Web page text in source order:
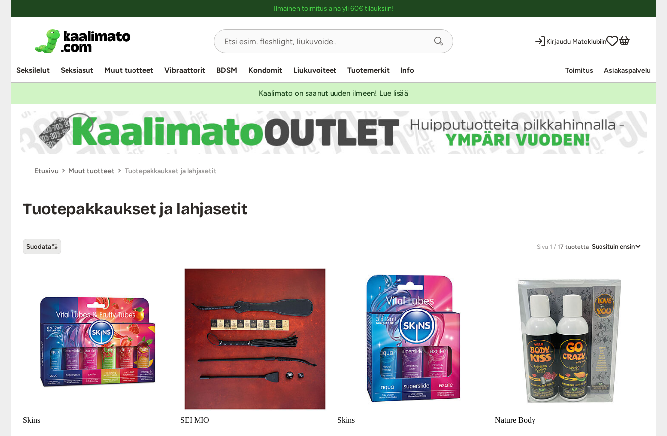
Ilmainen toimitus aina yli 60€ tilauksiin!
Kirjaudu Matoklubiin
Seksilelut Seksiasut Muut tuotteet Vibraattorit BDSM Kondomit Liukuvoiteet Tuotemerkit Info Toimitus Asiakaspalvelu
Kaalimato on saanut uuden ilmeen! Lue lisää
Etusivu Muut tuotteet Tuotepakkaukset ja lahjasetit
Tuotepakkaukset ja lahjasetit
Suodata Sivu 1 / 17 tuotetta Suosituin ensin
Tuotepakkaukset ja lahjasetit -tuotteet
Skins SEI MIO Skins Nature Body